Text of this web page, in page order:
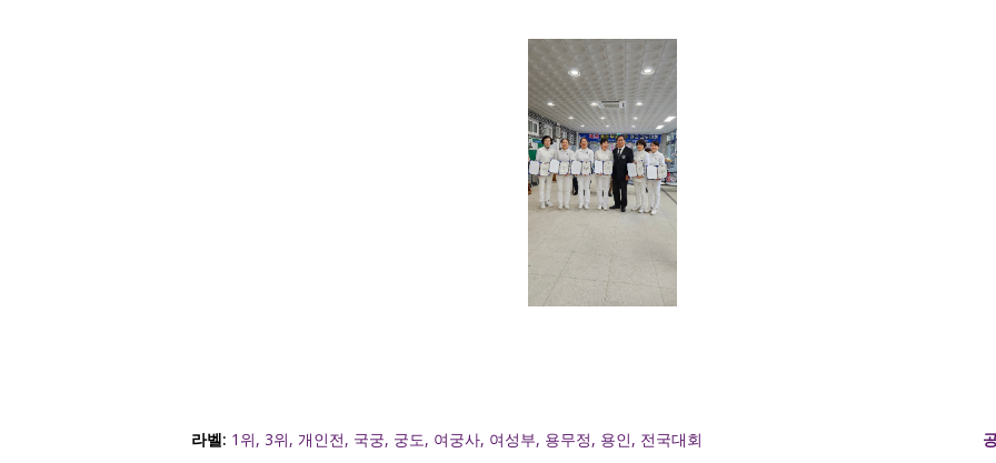
라벨: 1위 3위 개인전 국궁 궁도 여궁사 여성부 용무정 용인 전국대회